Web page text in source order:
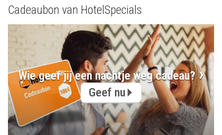
Cadeaubon van HotelSpecials
Wie geef jij een nachtje weg cadeau?
Geef nu